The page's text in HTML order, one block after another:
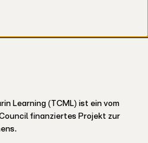
Learning (TCML) ist ein vom
finanziertes Projekt zur